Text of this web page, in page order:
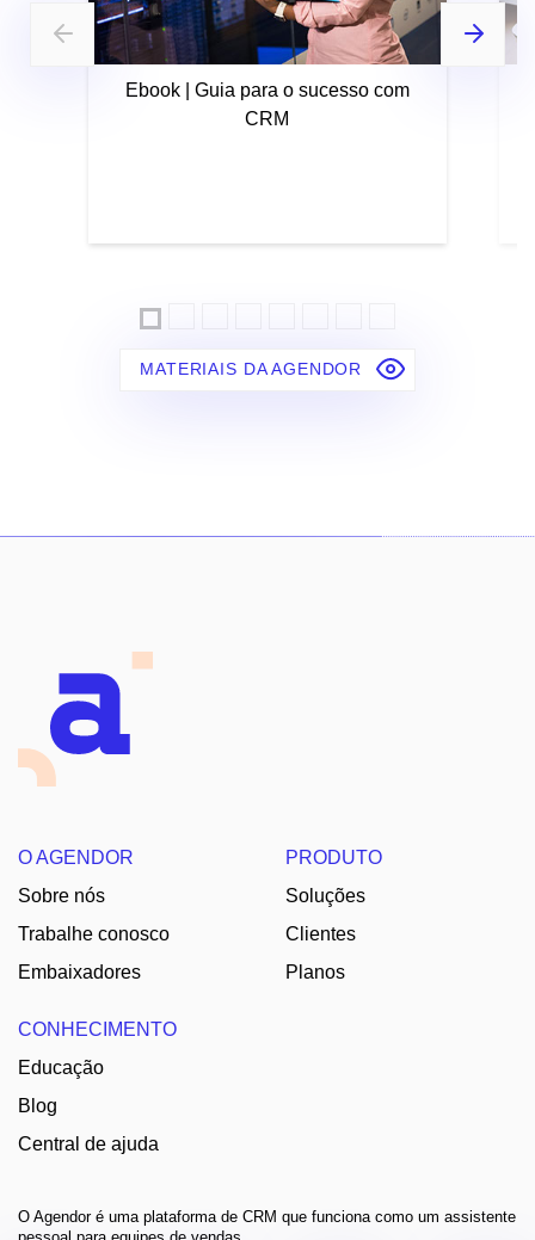
Ebook | Guia para o sucesso com
CRM
MATERIAIS DA AGENDOR
O AGENDOR
Sobre nós
Trabalhe conosco
Embaixadores
PRODUTO
Soluções
Clientes
Planos
CONHECIMENTO
Educação
Blog
Central de ajuda
O Agendor é uma plataforma de CRM que funciona como um assistente